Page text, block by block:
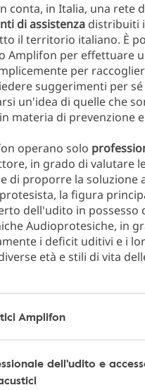
conta, in Italia, una rete
di assistenza distribuiti
il territorio italiano. È
Amplifon per effettuare
per
suggerimenti per
un'idea di quelle che
materia di prevenzione
operano solo
in grado di valutare
di proporre la soluzione
la figura
dell'udito in possesso
Audioprotesiche, in
i deficit uditivi e i
età e stili di vita
Amplifon
dell'udito e